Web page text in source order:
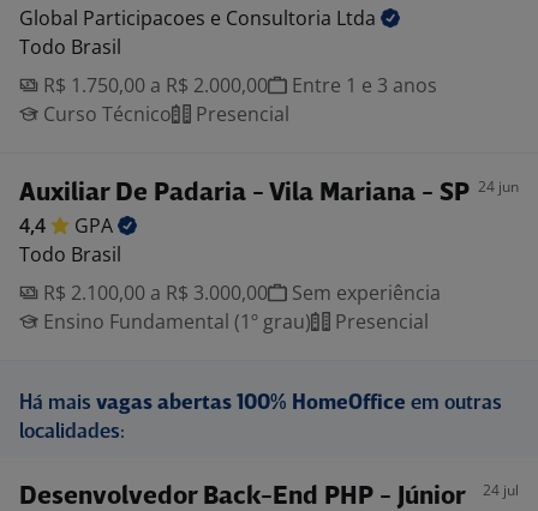
Global Participacoes e Consultoria Ltda
Todo Brasil
R$ 1.750,00 a R$ 2.000,00
Entre 1 e 3 anos
Curso Técnico
Presencial
Auxiliar De Padaria - Vila Mariana - SP 24 jun
4,4
GPA
Todo Brasil
R$ 2.100,00 a R$ 3.000,00
Sem experiência
Ensino Fundamental (1º grau)
Presencial
Há mais vagas abertas 100% HomeOffice em outras
localidades:
Desenvolvedor Back-End PHP - Júnior 24 jul